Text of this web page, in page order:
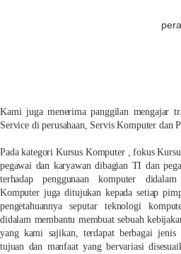
Kami juga menerima panggilan mengajar
Service di perusahaan, Servis Komputer dan
Pada kategori Kursus Komputer , fokus
pegawai dan karyawan dibagian TI dan
terhadap penggunaan komputer
Komputer juga ditujukan kepada setiap
pengetahuannya seputar teknologi
didalam membantu membuat sebuah
yang kami sajikan, terdapat berbagai
tujuan dan manfaat yang bervariasi